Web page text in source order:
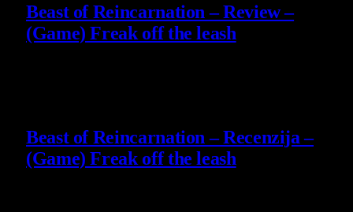
Beast of Reincarnation – Review –
(Game) Freak off the leash
Beast of Reincarnation – Recenzija –
(Game) Freak off the leash